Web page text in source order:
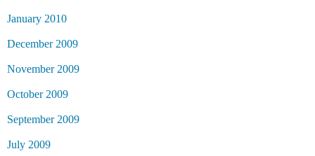
January 2010
December 2009
November 2009
October 2009
September 2009
July 2009